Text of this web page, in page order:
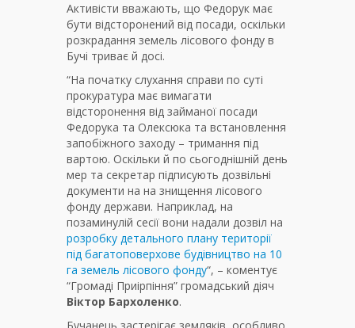
Активісти вважають, що Федорук має
бути відсторонений від посади, оскільки
розкрадання земель лісового фонду в
Бучі триває й досі.
“На початку слухання справи по суті
прокуратура має вимагати
відсторонення від займаної посади
Федорука та Олексюка та встановлення
запобіжного заходу – тримання під
вартою. Оскільки й по сьогоднішній день
мер та секретар підписують дозвільні
документи на на знищення лісового
фонду держави. Наприклад, на
позаминулій сесії вони надали дозвіл на
розробку детального плану території
під багатоповерхове будівництво на 10
га земель лісового фонду“, – коментує
“Громаді Приірпіння” громадський діяч
Віктор Бархоленко.